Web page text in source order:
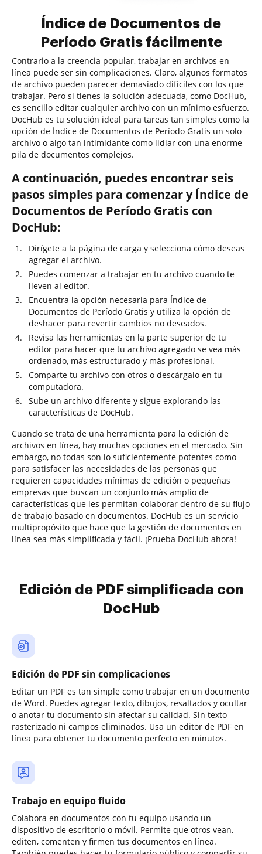
Índice de Documentos de
Período Gratis fácilmente
Contrario a la creencia popular, trabajar en archivos en
línea puede ser sin complicaciones. Claro, algunos formatos
de archivo pueden parecer demasiado difíciles con los que
trabajar. Pero si tienes la solución adecuada, como DocHub,
es sencillo editar cualquier archivo con un mínimo esfuerzo.
DocHub es tu solución ideal para tareas tan simples como la
opción de Índice de Documentos de Período Gratis un solo
archivo o algo tan intimidante como lidiar con una enorme
pila de documentos complejos.
A continuación, puedes encontrar seis
pasos simples para comenzar y Índice de
Documentos de Período Gratis con
DocHub:
Dirígete a la página de carga y selecciona cómo deseas
agregar el archivo.
Puedes comenzar a trabajar en tu archivo cuando te
lleven al editor.
Encuentra la opción necesaria para Índice de
Documentos de Período Gratis y utiliza la opción de
deshacer para revertir cambios no deseados.
Revisa las herramientas en la parte superior de tu
editor para hacer que tu archivo agregado se vea más
ordenado, más estructurado y más profesional.
Comparte tu archivo con otros o descárgalo en tu
computadora.
Sube un archivo diferente y sigue explorando las
características de DocHub.
Cuando se trata de una herramienta para la edición de
archivos en línea, hay muchas opciones en el mercado. Sin
embargo, no todas son lo suficientemente potentes como
para satisfacer las necesidades de las personas que
requieren capacidades mínimas de edición o pequeñas
empresas que buscan un conjunto más amplio de
características que les permitan colaborar dentro de su flujo
de trabajo basado en documentos. DocHub es un servicio
multipropósito que hace que la gestión de documentos en
línea sea más simplificada y fácil. ¡Prueba DocHub ahora!
Edición de PDF simplificada con
DocHub
Edición de PDF sin complicaciones
Editar un PDF es tan simple como trabajar en un documento
de Word. Puedes agregar texto, dibujos, resaltados y ocultar
o anotar tu documento sin afectar su calidad. Sin texto
rasterizado ni campos eliminados. Usa un editor de PDF en
línea para obtener tu documento perfecto en minutos.
Trabajo en equipo fluido
Colabora en documentos con tu equipo usando un
dispositivo de escritorio o móvil. Permite que otros vean,
editen, comenten y firmen tus documentos en línea.